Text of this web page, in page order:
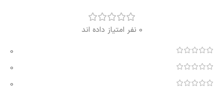
0 نفر امتیاز داده اند
0
0
0